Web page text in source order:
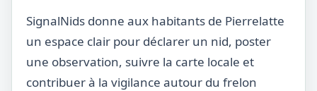
SignalNids donne aux habitants de Pierrelatte
un espace clair pour déclarer un nid, poster
une observation, suivre la carte locale et
contribuer à la vigilance autour du frelon